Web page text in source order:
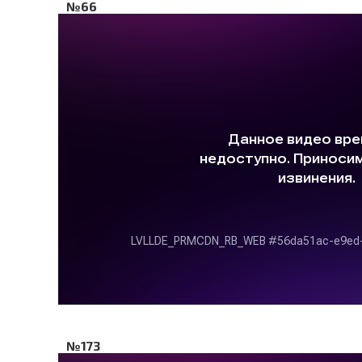
№66
№173